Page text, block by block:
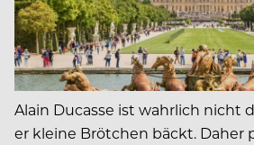
Alain Ducasse ist wahrlich nicht
er kleine Brötchen bäckt. Daher